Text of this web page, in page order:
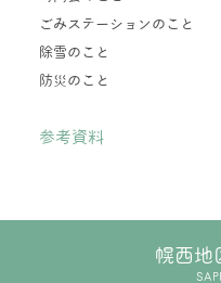
ごみステーションのこと
除雪のこと
防災のこと
参考資料
幌西地